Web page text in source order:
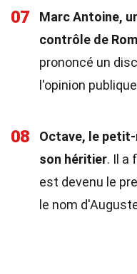
07
Marc Antoine,
contrôle de
prononcé un
l'opinion
08
Octave, le petit-
son héritier. Il a
est devenu le
le nom